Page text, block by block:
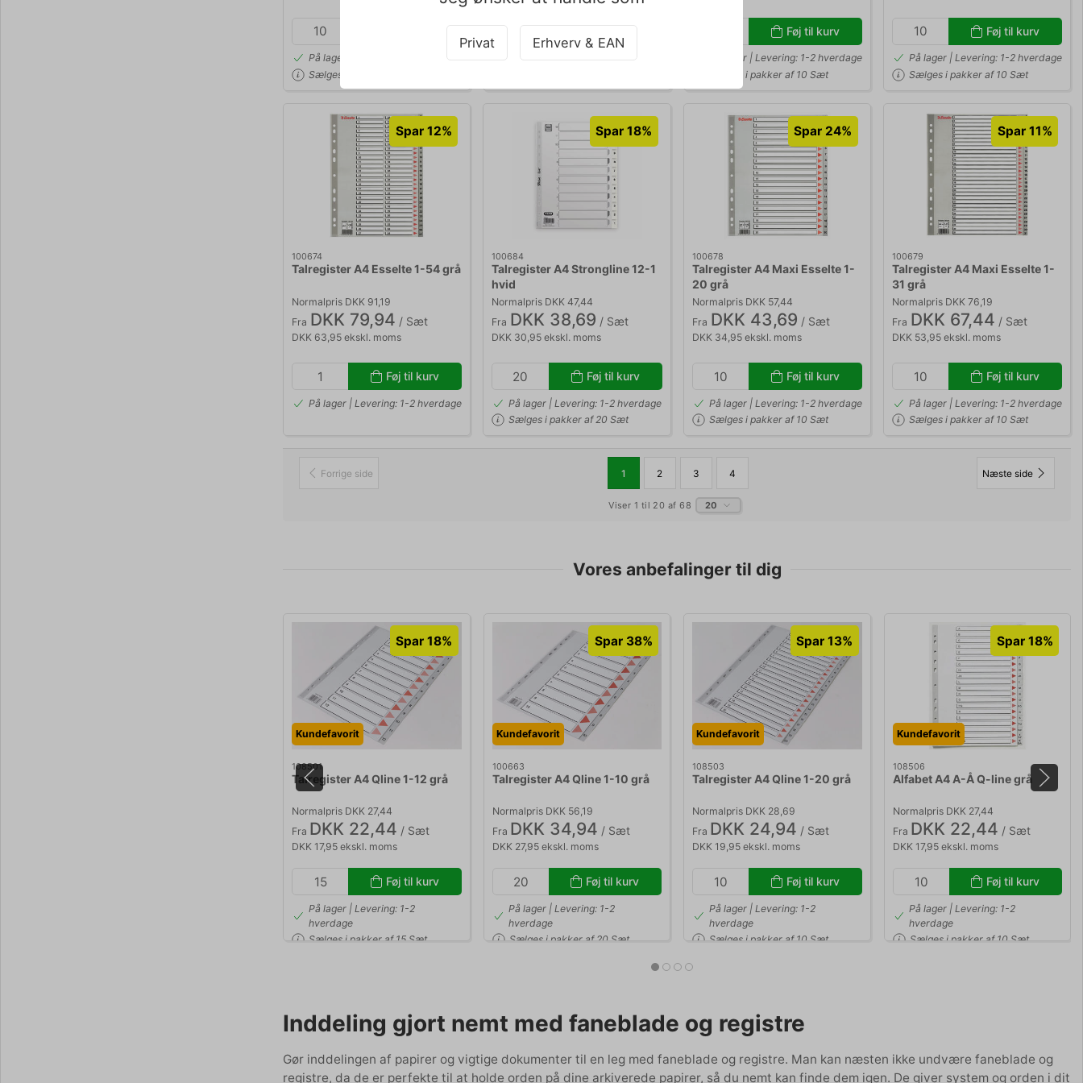
Privat Erhverv & EAN
På lager | Levering: 1-2 hverdage
Sælges i pakker af 10 Sæt
Føj til kurv
På lager | Levering: 1-2 hverdage
Føj til kurv
På lager | Levering: 1-2 hverdage
Sælges i pakker af 10 Sæt
Føj til kurv
På lager | Levering: 1-2 hverdage
Sælges i pakker af 10 Sæt
Spar 12%
100674
Talregister A4 Esselte 1-54 grå
Normalpris DKK 91,19
Fra DKK 79,94 / Sæt
DKK 63,95 ekskl. moms
Føj til kurv
På lager | Levering: 1-2 hverdage
Spar 18%
100684
Talregister A4 Strongline 12-1
hvid
Normalpris DKK 47,44
Fra DKK 38,69 / Sæt
DKK 30,95 ekskl. moms
Føj til kurv
På lager | Levering: 1-2 hverdage
Sælges i pakker af 20 Sæt
Spar 24%
100678
Talregister A4 Maxi Esselte 1-
20 grå
Normalpris DKK 57,44
Fra DKK 43,69 / Sæt
DKK 34,95 ekskl. moms
Føj til kurv
På lager | Levering: 1-2 hverdage
Sælges i pakker af 10 Sæt
Spar 11%
100679
Talregister A4 Maxi Esselte 1-
31 grå
Normalpris DKK 76,19
Fra DKK 67,44 / Sæt
DKK 53,95 ekskl. moms
Føj til kurv
På lager | Levering: 1-2 hverdage
Sælges i pakker af 10 Sæt
Forrige side 1 2 3 4 Næste side
Viser 1 til 20 af 68 20
Vores anbefalinger til dig
Kundefavorit
Spar 18%
108501
Talregister A4 Qline 1-12 grå
Normalpris DKK 27,44
Fra DKK 22,44 / Sæt
DKK 17,95 ekskl. moms
Føj til kurv
På lager | Levering: 1-2
hverdage
Sælges i pakker af 15 Sæt
Kundefavorit
Spar 38%
100663
Talregister A4 Qline 1-10 grå
Normalpris DKK 56,19
Fra DKK 34,94 / Sæt
DKK 27,95 ekskl. moms
Føj til kurv
På lager | Levering: 1-2
hverdage
Sælges i pakker af 20 Sæt
Kundefavorit
Spar 13%
108503
Talregister A4 Qline 1-20 grå
Normalpris DKK 28,69
Fra DKK 24,94 / Sæt
DKK 19,95 ekskl. moms
Føj til kurv
På lager | Levering: 1-2
hverdage
Sælges i pakker af 10 Sæt
Kundefavorit
Spar 18%
108506
Alfabet A4 A-Å Q-line grå
Normalpris DKK 27,44
Fra DKK 22,44 / Sæt
DKK 17,95 ekskl. moms
Føj til kurv
På lager | Levering: 1-2
hverdage
Sælges i pakker af 10 Sæt
Inddeling gjort nemt med faneblade og registre
Gør inddelingen af papirer og vigtige dokumenter til en leg med faneblade og registre. Man kan næsten ikke undvære faneblade og
registre, da de er perfekte til at holde orden på dine arkiverede papirer, så du nemt kan finde dem igen. De giver system og orden i dit